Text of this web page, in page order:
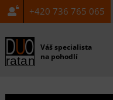
+420 736 765 065
Váš specialista
na pohodlí